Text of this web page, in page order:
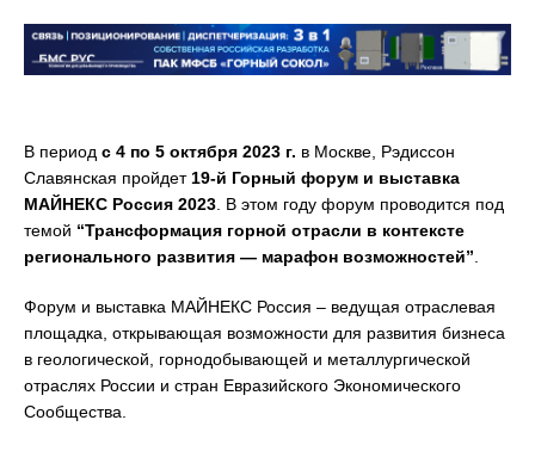
В период с 4 по 5 октября 2023 г. в Москве, Рэдиссон
Славянская пройдет 19-й Горный форум и выставка
МАЙНЕКС Россия 2023 . В этом году форум проводится под
темой “Трансформация горной отрасли в контексте
регионального развития — марафон возможностей”
Форум и выставка МАЙНЕКС Россия – ведущая отраслевая
площадка, открывающая возможности для развития бизнеса
в геологической, горнодобывающей и металлургической
отраслях России и стран Евразийского Экономического
Сообщества.